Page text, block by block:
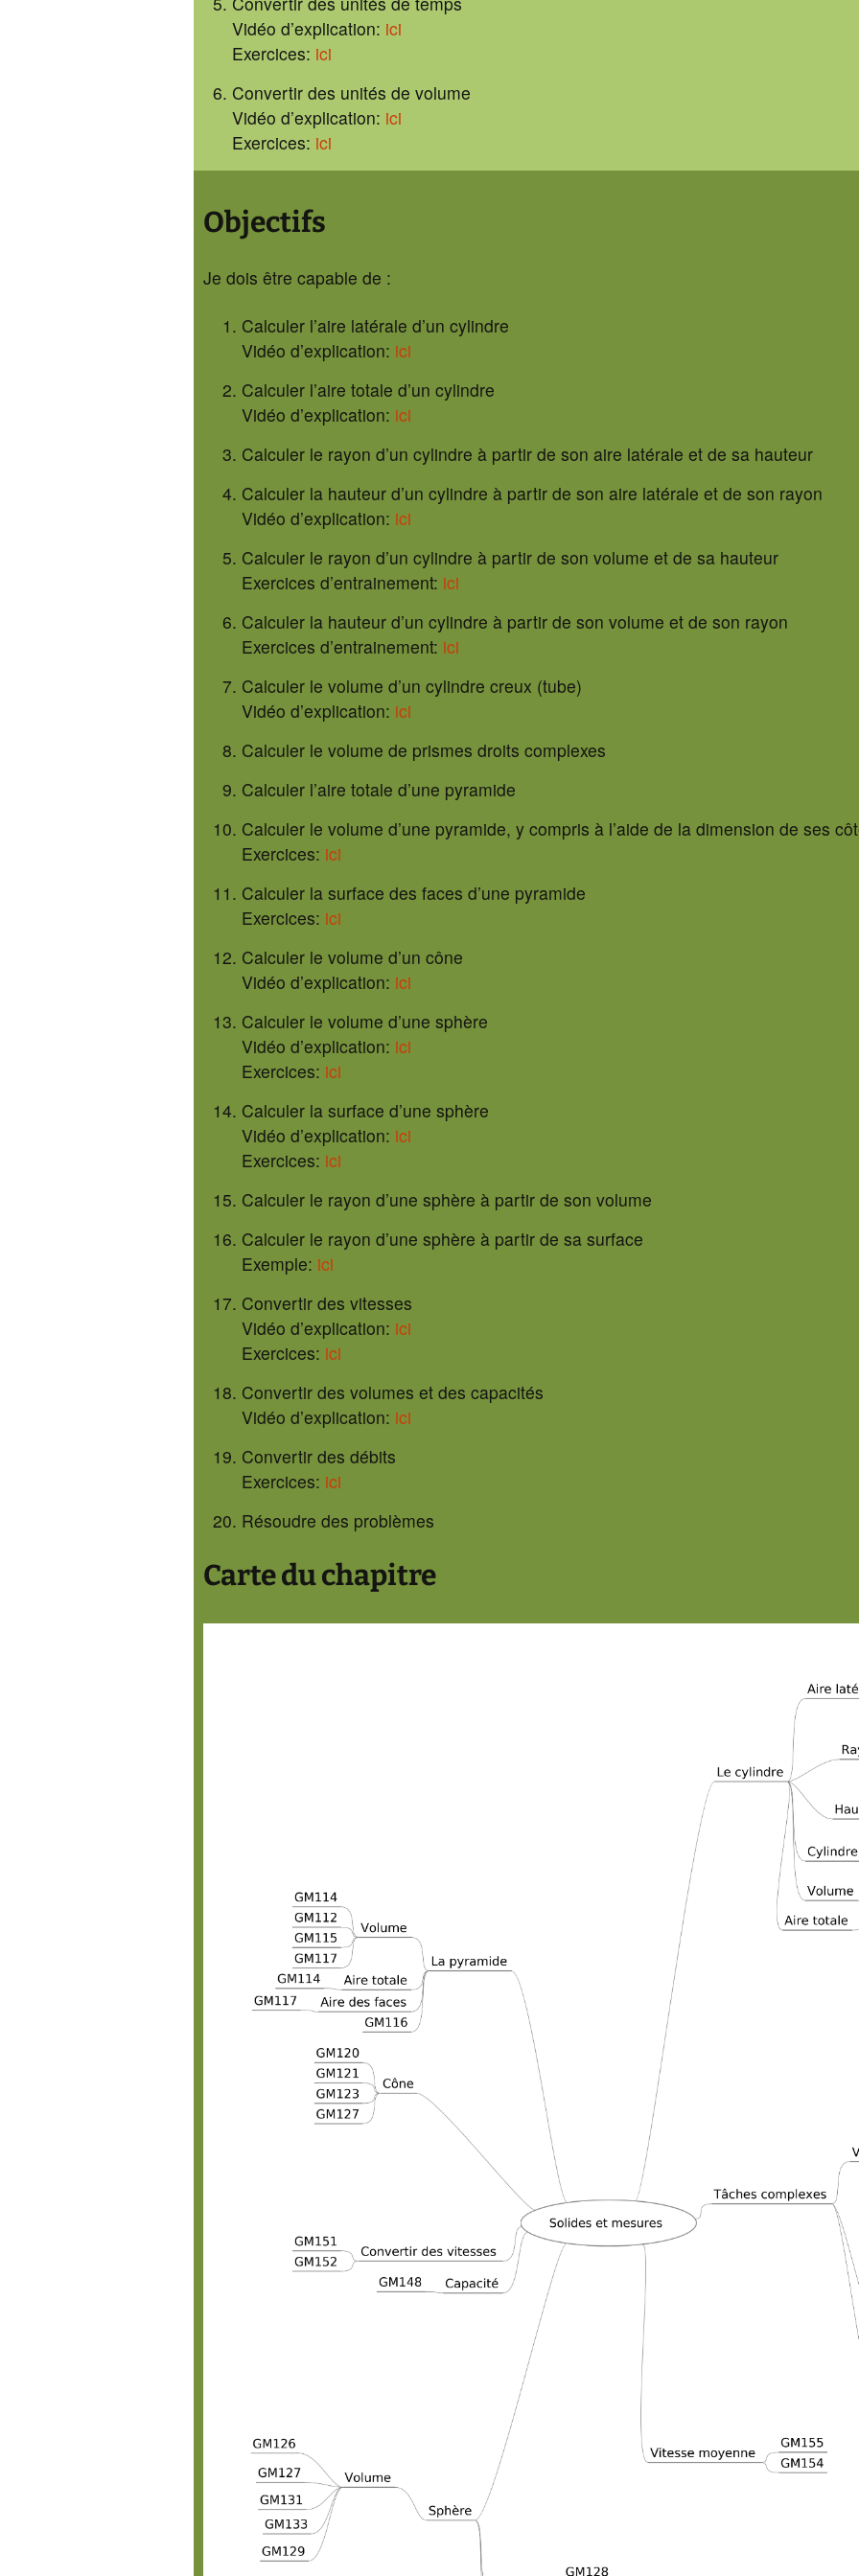
Groupe de
mathématiques
Numbers about me
Vidéo d’explication: ici
Exercices: ici
Convertir des unités de volume
Vidéo d’explication: ici
Exercices: ici
Objectifs
Je dois être capable de :
Calculer l’aire latérale d’un cylindre
Vidéo d’explication: ici
Calculer l’aire totale d’un cylindre
Vidéo d’explication: ici
Calculer le rayon d’un cylindre à partir de son aire latérale et de sa hauteur
Calculer la hauteur d’un cylindre à partir de son aire latérale et de son rayon
Vidéo d’explication: ici
Calculer le rayon d’un cylindre à partir de son volume et de sa hauteur
Exercices d’entrainement: ici
Calculer la hauteur d’un cylindre à partir de son volume et de son rayon
Exercices d’entrainement: ici
Calculer le volume d’un cylindre creux (tube)
Vidéo d’explication: ici
Calculer le volume de prismes droits complexes
Calculer l’aire totale d’une pyramide
Calculer le volume d’une pyramide, y compris à l’aide de la dimension de ses
Exercices: ici
Calculer la surface des faces d’une pyramide
Exercices: ici
Calculer le volume d’un cône
Vidéo d’explication: ici
Calculer le volume d’une sphère
Vidéo d’explication: ici
Exercices: ici
Calculer la surface d’une sphère
Vidéo d’explication: ici
Exercices: ici
Calculer le rayon d’une sphère à partir de son volume
Calculer le rayon d’une sphère à partir de sa surface
Exemple: ici
Convertir des vitesses
Vidéo d’explication: ici
Exercices: ici
Convertir des volumes et des capacités
Vidéo d’explication: ici
Convertir des débits
Exercices: ici
Résoudre des problèmes
Carte du chapitre